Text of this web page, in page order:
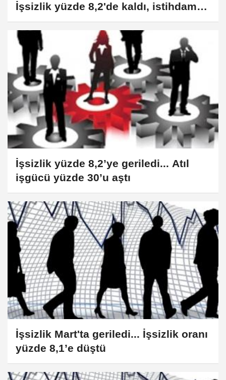
İşsizlik yüzde 8,2'de kaldı, istihdam
arttı
İşsizlik yüzde 8,2’ye geriledi... Atıl
işgücü yüzde 30’u aştı
İşsizlik Mart'ta geriledi... İşsizlik oranı
yüzde 8,1’e düştü